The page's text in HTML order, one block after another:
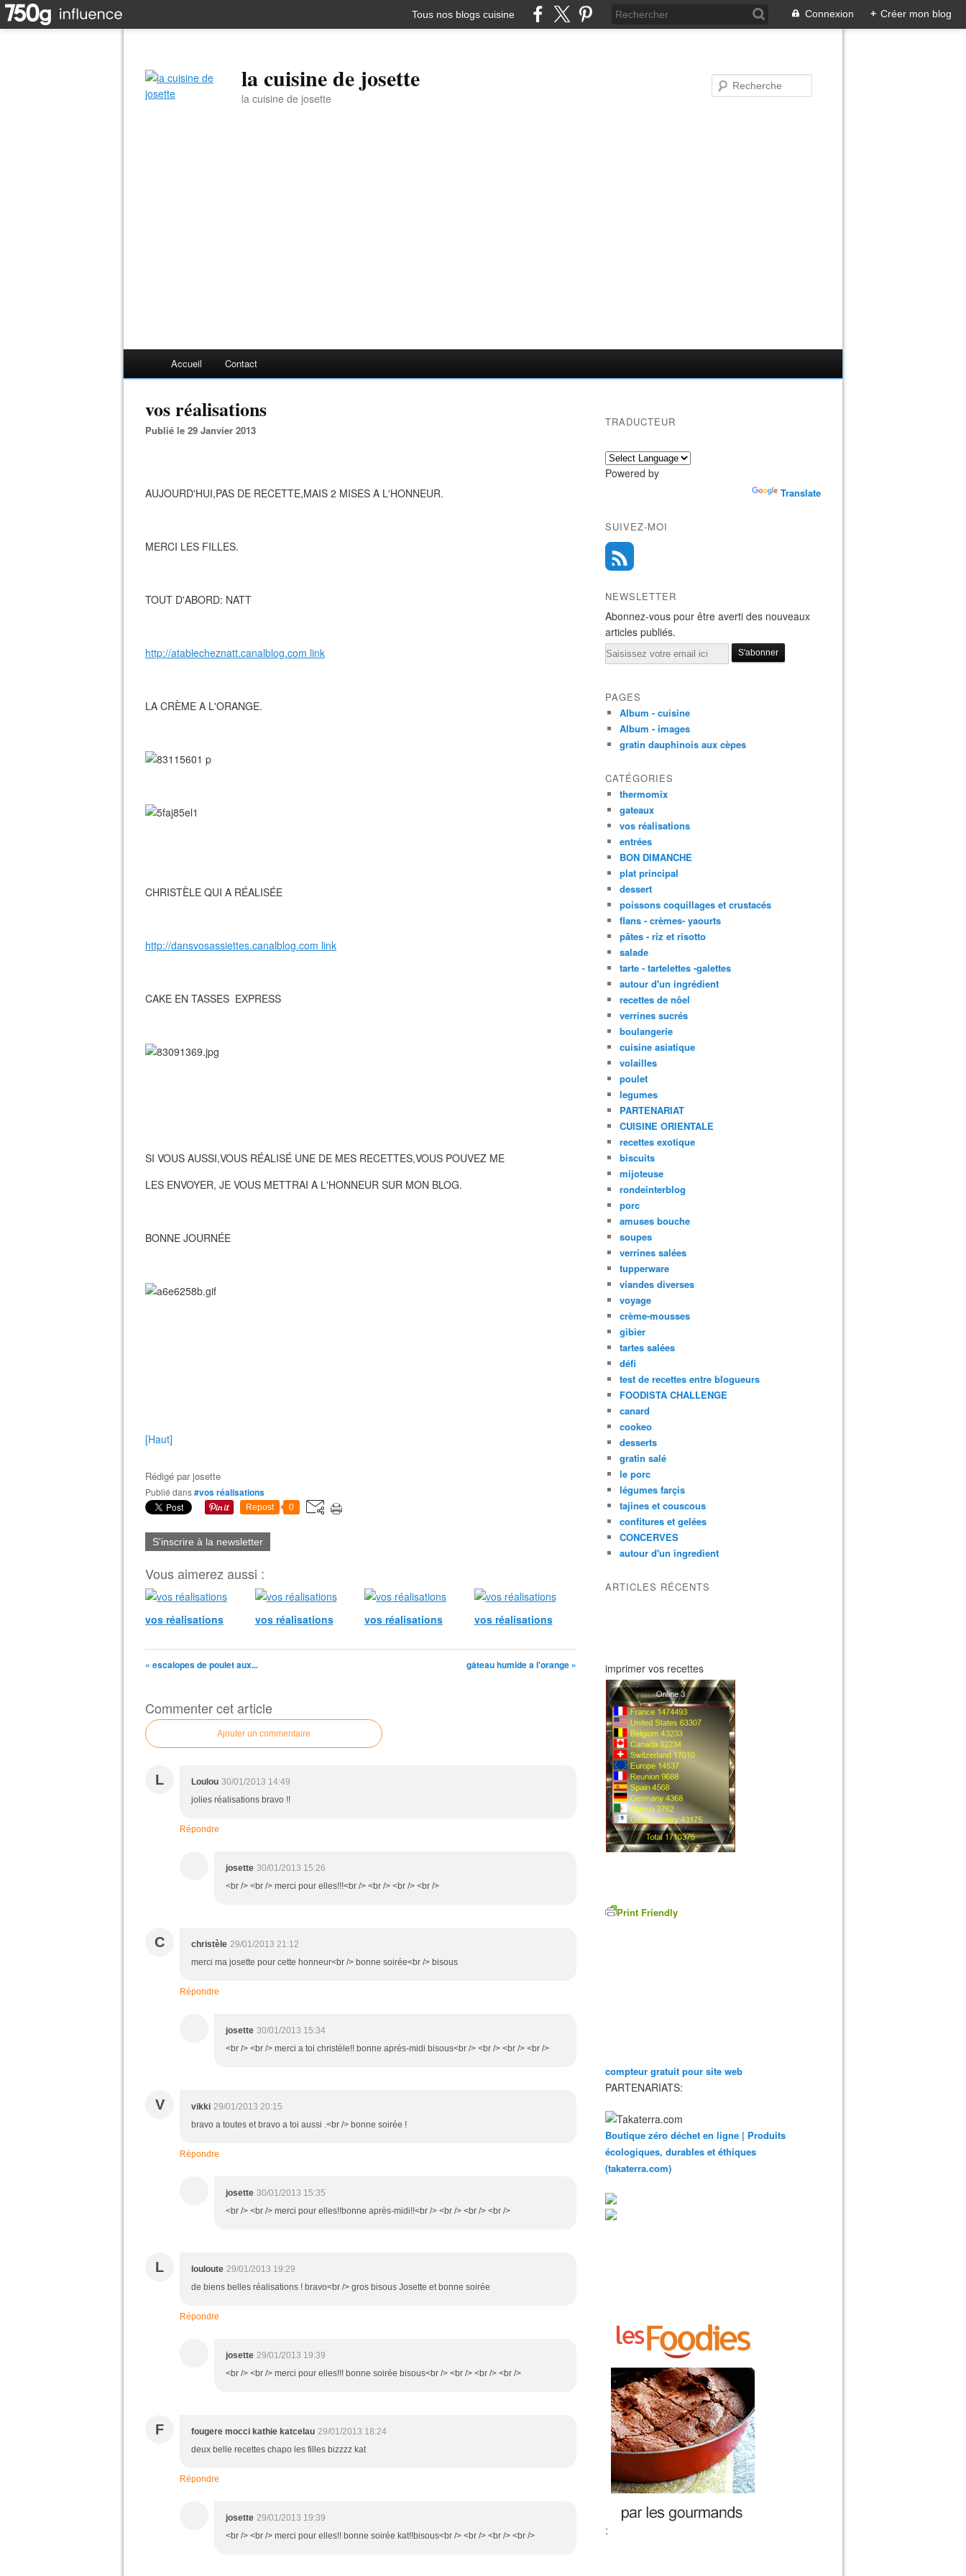
Tous nos blogs cuisine Connexion + Créer mon blog
la cuisine de josette
la cuisine de josette
Accueil Contact
vos réalisations
Publié le 29 Janvier 2013
AUJOURD'HUI,PAS DE RECETTE,MAIS 2 MISES A L'HONNEUR.
MERCI LES FILLES.
TOUT D'ABORD: NATT
http://atablecheznatt.canalblog.com link
LA CRÈME A L'ORANGE.
CHRISTÈLE QUI A RÉALISÉE
http://dansvosassiettes.canalblog.com link
CAKE EN TASSES EXPRESS
SI VOUS AUSSI,VOUS RÉALISÉ UNE DE MES RECETTES,VOUS POUVEZ ME
LES ENVOYER, JE VOUS METTRAI A L'HONNEUR SUR MON BLOG.
BONNE JOURNÉE
[Haut]
Rédigé parjosette
Publié dans#vos réalisations
Repost 0
S'inscrire à la newsletter
Vous aimerez aussi :
vos réalisations vos réalisations vos réalisations vos réalisations
« escalopes de poulet aux... gâteau humide a l'orange »
Commenter cet article
Ajouter un commentaire
L Loulou 30/01/2013 14:49
jolies réalisations bravo !!
Répondre
josette 30/01/2013 15:26
<br /> <br /> merci pour elles!!!<br /> <br /> <br /> <br />
C christèle 29/01/2013 21:12
merci ma josette pour cette honneur<br /> bonne soirée<br /> bisous
Répondre
josette 30/01/2013 15:34
<br /> <br /> merci a toi christèle!! bonne après-midi bisous<br /> <br /> <br /> <br />
V vikki 29/01/2013 20:15
bravo a toutes et bravo a toi aussi .<br /> bonne soirée !
Répondre
josette 30/01/2013 15:35
<br /> <br /> merci pour elles!!bonne après-midi!!<br /> <br /> <br /> <br />
L louloute 29/01/2013 19:29
de biens belles réalisations ! bravo<br /> gros bisous Josette et bonne soirée
Répondre
josette 29/01/2013 19:39
<br /> <br /> merci pour elles!!! bonne soirée bisous<br /> <br /> <br /> <br />
F fougere mocci kathie katcelau 29/01/2013 18:24
deux belle recettes chapo les filles bizzzz kat
Répondre
josette 29/01/2013 19:39
<br /> <br /> merci pour elles!! bonne soirée kat!!bisous<br /> <br /> <br /> <br />
TRADUCTEUR
Powered by
Translate
SUIVEZ-MOI
NEWSLETTER
Abonnez-vous pour être averti des nouveaux
articles publiés.
Email
PAGES
Album - cuisine
Album - images
gratin dauphinois aux cèpes
CATÉGORIES
thermomix
gateaux
vos réalisations
entrées
BON DIMANCHE
plat principal
dessert
poissons coquillages et crustacés
flans - crèmes- yaourts
pâtes - riz et risotto
salade
tarte - tartelettes -galettes
autour d'un ingrédient
recettes de nôel
verrines sucrés
boulangerie
cuisine asiatique
volailles
poulet
legumes
PARTENARIAT
CUISINE ORIENTALE
recettes exotique
biscuits
mijoteuse
rondeinterblog
porc
amuses bouche
soupes
verrines salées
tupperware
viandes diverses
voyage
crème-mousses
gibier
tartes salées
défi
test de recettes entre blogueurs
FOODISTA CHALLENGE
canard
cookeo
desserts
gratin salé
le porc
légumes farçis
tajines et couscous
confitures et gelées
CONCERVES
autour d'un ingredient
ARTICLES RÉCENTS
imprimer vos recettes
Print Friendly
compteur gratuit pour site web
PARTENARIATS:
Boutique zéro déchet en ligne | Produits
écologiques, durables et éthiques
(takaterra.com)
: